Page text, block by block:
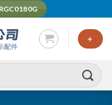
+